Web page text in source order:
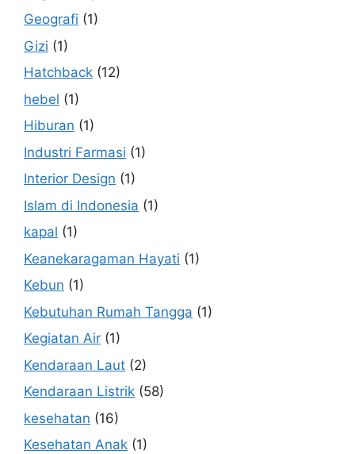
Geografi (1)
Gizi (1)
Hatchback (12)
hebel (1)
Hiburan (1)
Industri Farmasi (1)
Interior Design (1)
Islam di Indonesia (1)
kapal (1)
Keanekaragaman Hayati (1)
Kebun (1)
Kebutuhan Rumah Tangga (1)
Kegiatan Air (1)
Kendaraan Laut (2)
Kendaraan Listrik (58)
kesehatan (16)
Kesehatan Anak (1)